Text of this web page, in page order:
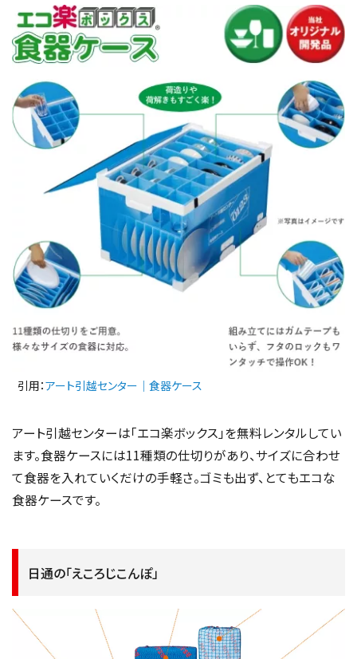
引用：アート引越センター｜食器ケース
アート引越センターは「エコ楽ボックス」を無料レンタルしてい
ます。食器ケースには11種類の仕切りがあり、サイズに合わせ
て食器を入れていくだけの手軽さ。ゴミも出ず、とてもエコな
食器ケースです。
日通の「えころじこんぽ」